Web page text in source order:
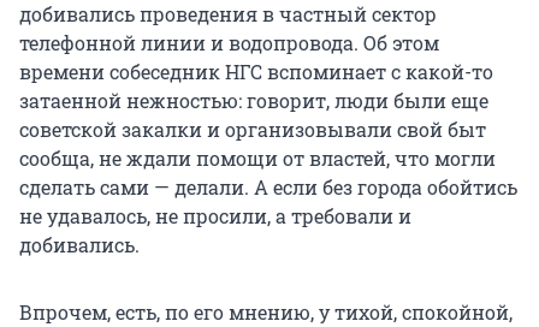
добивались проведения в частный сектор
телефонной линии и водопровода. Об этом
времени собеседник НГС вспоминает с какой-то
затаенной нежностью: говорит, люди были еще
советской закалки и организовывали свой быт
сообща, не ждали помощи от властей, что могли
сделать сами — делали. А если без города обойтись
не удавалось, не просили, а требовали и
добивались.
Впрочем, есть, по его мнению, у тихой, спокойной,